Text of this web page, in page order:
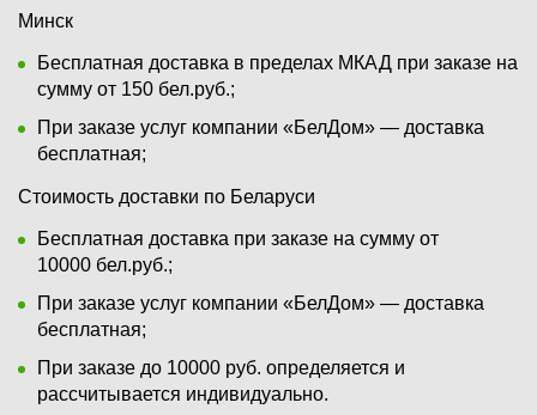
Минск
Бесплатная доставка в пределах МКАД при заказе на
сумму от 150 бел.руб.;
При заказе услуг компании «БелДом» — доставка
бесплатная;
Стоимость доставки по Беларуси
Бесплатная доставка при заказе на сумму от
10000 бел.руб.;
При заказе услуг компании «БелДом» — доставка
бесплатная;
При заказе до 10000 руб. определяется и
рассчитывается индивидуально.